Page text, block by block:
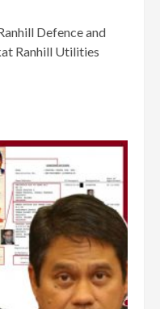
Defence and
Ranhill Utilities